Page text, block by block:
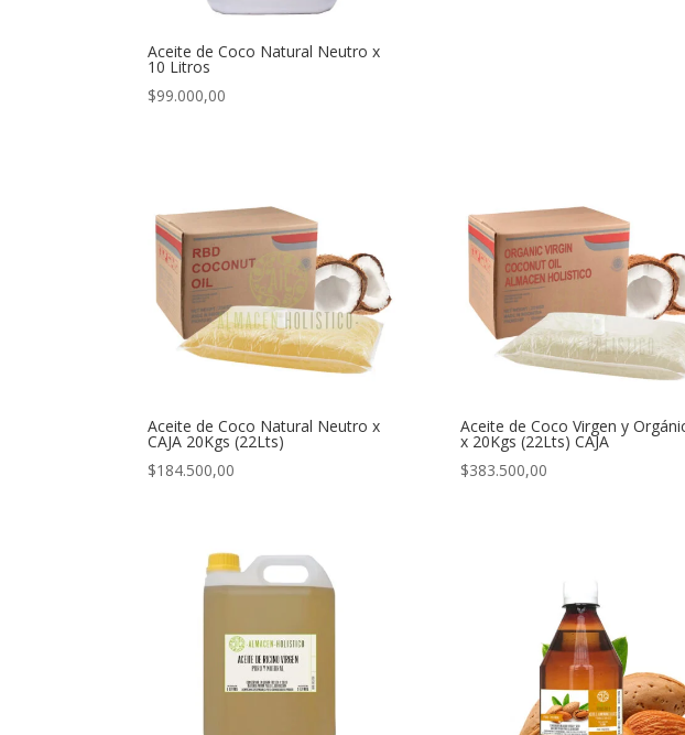
Aceite de Coco Natural Neutro x
10 Litros
$99.000,00
Aceite de Coco Natural Neutro x
CAJA 20Kgs (22Lts)
$184.500,00
Aceite de Coco Virgen y
x 20Kgs (22Lts) CAJA
$383.500,00